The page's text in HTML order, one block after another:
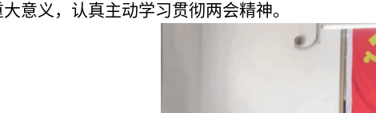
意义，认真主动学习贯彻两会精神。